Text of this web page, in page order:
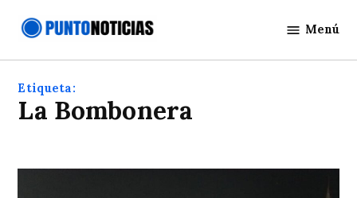
Noticias
Menú
Etiqueta:
La Bombonera